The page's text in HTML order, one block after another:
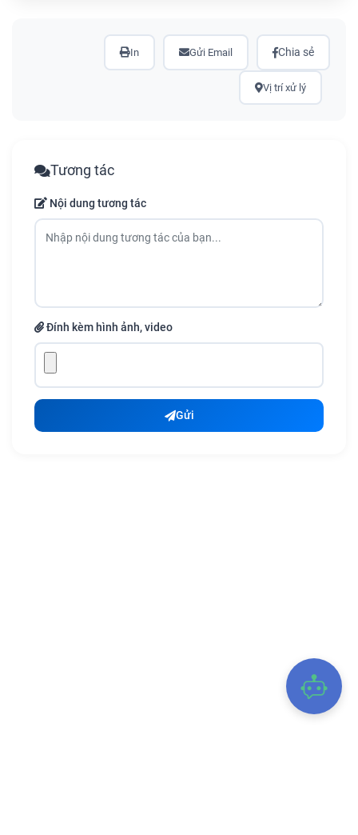
In Gửi Email Chia sẻ
Vị trí xử lý
Tương tác
Nội dung tương tác
Đính kèm hình ảnh, video
Gửi